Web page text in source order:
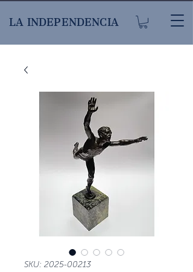
LA INDEPENDENCIA
SKU: 2025-00213